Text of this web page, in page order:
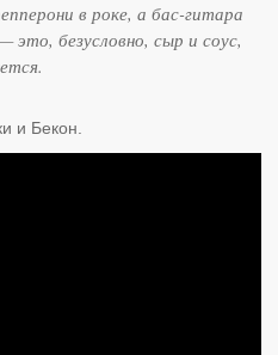
в роке, а бас-гитара
безусловно, сыр и соус,
и Бекон.